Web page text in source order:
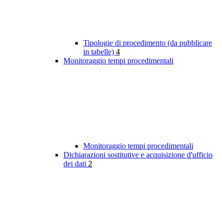
Tipologie di procedimento (da pubblicare
in tabelle) 4
Monitoraggio tempi procedimentali
Monitoraggio tempi procedimentali
Dichiarazioni sostitutive e acquisizione d'ufficio
dei dati 2